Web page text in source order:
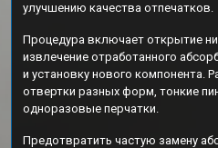
улучшению качества отпечатков.
Процедура включает открытие
извлечение отработанного
и установку нового компонента.
отвертки разных форм, тонкие
одноразовые перчатки.
Предотвратить частую замену